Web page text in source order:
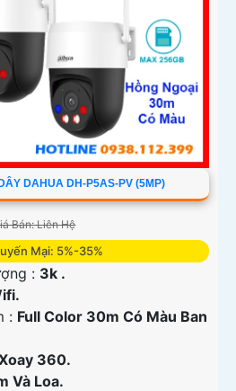
DAHUA DH-P5AS-PV (5MP)
Bán: Liên Hệ
Mại: 5%-35%
: 3k .
: Full Color 30m Có Màu Ban
360.
Và Loa.